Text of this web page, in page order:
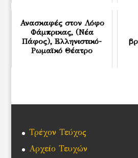
Ανασκαφές στον Λόφο
Φάμπρικας, (Νέα
Πάφος), Ελληνιστικό-
Ρωμαϊκό Θέατρο
Τρέχον Τεύχος
Αρχείο Τευχών